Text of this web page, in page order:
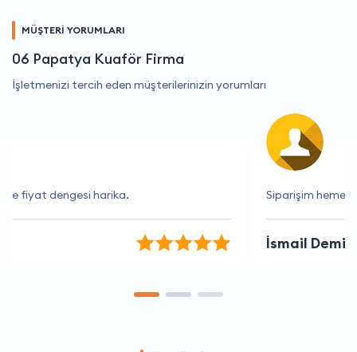
MÜŞTERİ YORUMLARI
06 Papatya Kuaför Firma
İşletmenizi tercih eden müşterilerinizin yorumları
Siparişim hemen geldi